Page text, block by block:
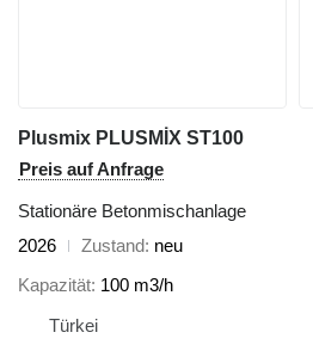
Plusmix PLUSMİX ST100
Preis auf Anfrage
Stationäre Betonmischanlage
2026
Zustand neu
Kapazität 100 m3/h
Türkei